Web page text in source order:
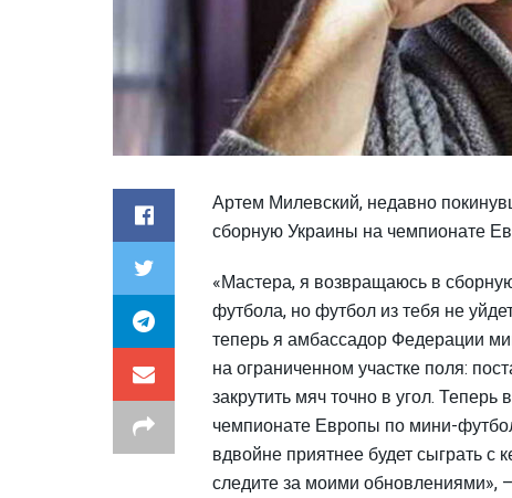
Артем Милевский, недавно
сборную Украины на чемпионате
«Мастера, я возвращаюсь в
футбола, но футбол из тебя не
теперь я амбассадор Федерации
на ограниченном участке поля:
закрутить мяч точно в угол.
чемпионате Европы по мини-
вдвойне приятнее будет сыграть с
следите за моими обновлениями»,